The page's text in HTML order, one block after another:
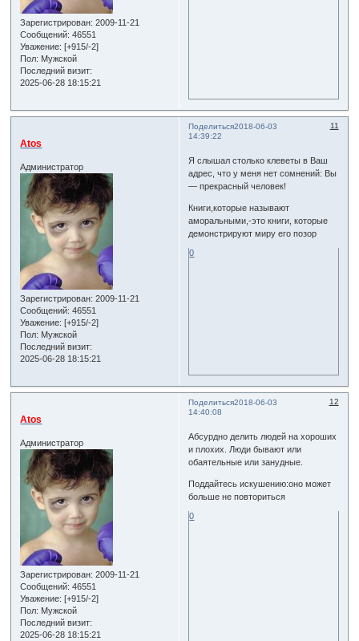
Зарегистрирован: 2009-11-21
Сообщений: 46551
Уважение: [+915/-2]
Пол: Мужской
Последний визит:
2025-06-28 18:15:21
Поделиться 11
2018-06-03
14:39:22
Atos
Администратор
Зарегистрирован: 2009-11-21
Сообщений: 46551
Уважение: [+915/-2]
Пол: Мужской
Последний визит:
2025-06-28 18:15:21
Я слышал столько клеветы в Ваш
адрес, что у меня нет сомнений: Вы
— прекрасный человек!
Книги,которые называют
аморальными,-это книги, которые
демонстрируют миру его позор
0
Поделиться 12
2018-06-03
14:40:08
Atos
Администратор
Зарегистрирован: 2009-11-21
Сообщений: 46551
Уважение: [+915/-2]
Пол: Мужской
Последний визит:
2025-06-28 18:15:21
Абсурдно делить людей на хороших
и плохих. Люди бывают или
обаятельные или занудные.
Поддайтесь искушению:оно может
больше не повториться
0